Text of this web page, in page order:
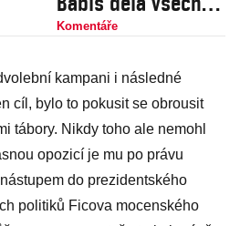
pro svoje lidi
Komentáře
kampani i následné
cíl, bylo to pokusit se obrousit
tábory. Nikdy toho ale nemohl
opozicí je mu po právu
do prezidentského
politiků Ficova mocenského